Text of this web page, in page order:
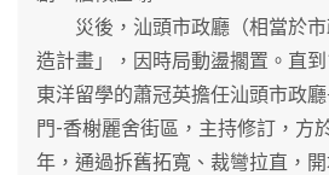
災後，汕頭市政廳（相當於市
造計畫」，因時局動盪擱置。直
東洋留學的蕭冠英擔任汕頭市政
門-香榭麗舍街區，主持修訂，方
年，通過拆舊拓寬、裁彎拉直，